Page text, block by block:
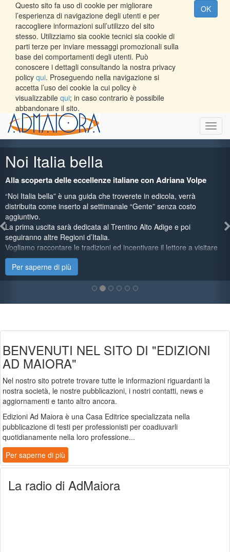
Questo sito fa uso di cookie per migliorare
l’esperienza di navigazione degli utenti e per
raccogliere informazioni sull’utilizzo del sito
stesso. Utilizziamo sia cookie tecnici sia cookie di
parti terze per inviare messaggi promozionali sulla
base dei comportamenti degli utenti. Può
conoscere i dettagli consultando la nostra privacy
policy qui. Proseguendo nella navigazione si
accetta l’uso dei cookie la cui policy è
visualizzabile qui; in caso contrario è possibile
abbandonare il sito.
OK
Italia bella
scoperta delle eccellenze italiane con Adriana Volpe
Italia bella” è una guida che troverete in edicola, verrà
come inserto al settimanale “Gente” senza costo
uscita sarà dedicata al Trentino Alto Adige e poi
altre Regioni d’Italia.
raccontare le tradizioni ed incentivare il lettore a visitare
proposte specialmente in occasione di eventi che
il patrimonio immateriale della Regione
su feste di paese, sagre, infiorate e rievocazioni
La guida consiglierà dove soggiornare, le proposte
saperne di più
BENVENUTI NEL SITO DI "EDIZIONI
AD MAIORA"
Nel nostro sito potrete trovare tutte le informazioni riguardanti la
nostra società, le nostre pubblicazioni, i nostri contatti, news e
aggiornamenti e tanto altro ancora.
Edizioni Ad Maiora è una Casa Editrice specializzata nella
pubblicazione di testi per professionisti per coadiuvarli
quotidianamente nella loro professione...
Per saperne di più
La radio di AdMaiora